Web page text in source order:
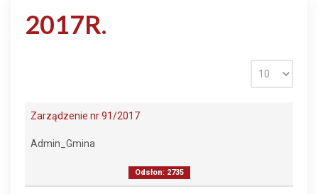
2017R.
Zarządzenie nr 91/2017
Admin_Gmina
Odsłon: 2735